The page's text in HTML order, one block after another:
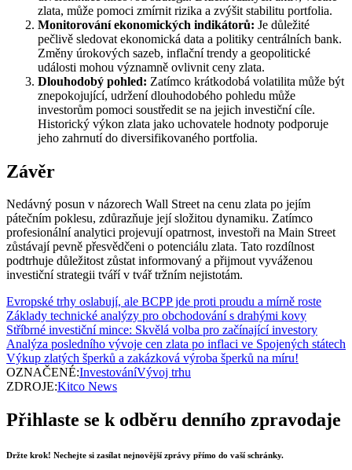
zlata, může pomoci zmírnit rizika a zvýšit stabilitu portfolia.
Monitorování ekonomických indikátorů: Je důležité
pečlivě sledovat ekonomická data a politiky centrálních bank.
Změny úrokových sazeb, inflační trendy a geopolitické
události mohou významně ovlivnit ceny zlata.
Dlouhodobý pohled: Zatímco krátkodobá volatilita může být
znepokojující, udržení dlouhodobého pohledu může
investorům pomoci soustředit se na jejich investiční cíle.
Historický výkon zlata jako uchovatele hodnoty podporuje
jeho zahrnutí do diversifikovaného portfolia.
Závěr
Nedávný posun v názorech Wall Street na cenu zlata po jejím
pátečním poklesu, zdůrazňuje její složitou dynamiku. Zatímco
profesionální analytici projevují opatrnost, investoři na Main Street
zůstávají pevně přesvědčeni o potenciálu zlata. Tato rozdílnost
podtrhuje důležitost zůstat informovaný a přijmout vyváženou
investiční strategii tváří v tvář tržním nejistotám.
Evropské trhy oslabují, ale BCPP jde proti proudu a mírně roste
Základy technické analýzy pro obchodování s drahými kovy
Stříbrné investiční mince: Skvělá volba pro začínající investory
Analýza posledního vývoje cen zlata po inflaci ve Spojených státech
Výkup zlatých šperků a zakázková výroba šperků na míru!
OZNAČENÉ:InvestováníVývoj trhu
ZDROJE:Kitco News
Přihlaste se k odběru denního zpravodaje
Držte krok! Nechejte si zasílat nejnovější zprávy přímo do vaší schránky.